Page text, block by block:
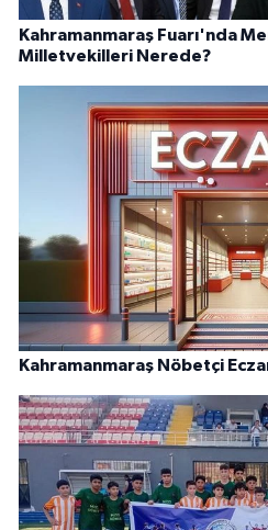
Kahramanmaraş Fuarı'nda
Milletvekilleri Nerede?
Kahramanmaraş Nöbetçi